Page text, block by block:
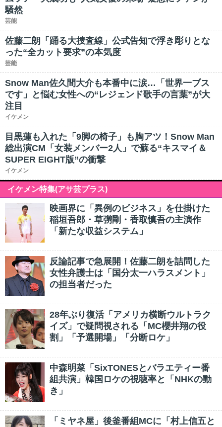
騒然
芸能
佐藤二朗「踊る大捜査線」公式告知で浮き彫りとな
った“全カット要求”の本気度
芸能
Snow Man佐久間大介も本番中に涙…「世界一ブス
です」と悩む女性への“レジェンド歌手の言葉”が大
注目
イケメン
目黒蓮も入れた「9脚の椅子」も胸アツ！Snow Man
総出演CM「女装メンバー2人」で蘇る“キスマイ＆
SUPER EIGHT版”の衝撃
イケメン
イケメン特集(アサ芸プラス)
映画界に「異例のビジネス」を仕掛けた
稲垣吾郎・草彅剛・香取慎吾の主演作
「新たな収益システム」
反論記事で急展開！佐藤二朗を詰問した
女性弁護士は「国分太一ハラスメント」
の担当者だった
28年ぶり復活「アメリカ横断ウルトラク
イズ」で疑問視される「MC櫻井翔の役
割」「予選開場」「分断ロケ」
中森明菜「SixTONESとバラエティー番
組共演」韓国ロケの視聴率と「NHKの動
き」
「ミヤネ屋」後釜番組MCに「村上信五と